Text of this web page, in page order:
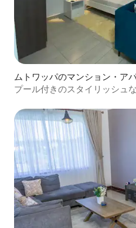
ムトワッパのマンション・ア
プール付きのスタイリッシュ